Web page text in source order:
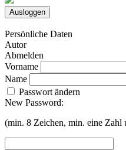
Ausloggen
Persönliche Daten
Autor
Abmelden
Vorname
Name
Passwort ändern
New Password:
(min. 8 Zeichen, min. eine Zahl